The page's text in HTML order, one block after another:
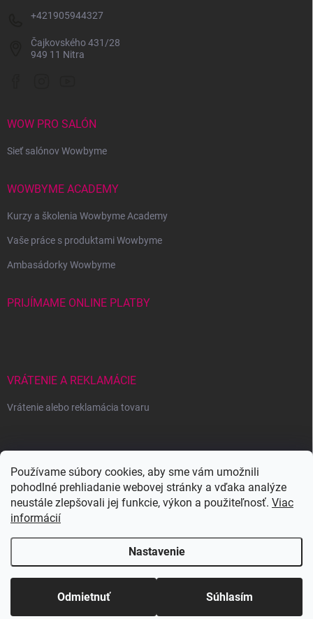
Používame súbory cookies, aby sme vám umožnili
pohodlné prehliadanie webovej stránky a vďaka analýze
neustále zlepšovali jej funkcie, výkon a použiteľnosť. Viac
informácií
Nastavenie
Odmietnuť Súhlasím
+421905944327
Čajkovského 431/28
949 11 Nitra
WOW PRO SALÓN
Sieť salónov Wowbyme
WOWBYME ACADEMY
Kurzy a školenia Wowbyme Academy
Vaše práce s produktami Wowbyme
Ambasádorky Wowbyme
PRIJÍMAME ONLINE PLATBY
VRÁTENIE A REKLAMÁCIE
Vrátenie alebo reklamácia tovaru
Vytvoril Shoptet
Copyright 2026WOWBYME. Všetky práva vyhradené.Upraviť nastavenie